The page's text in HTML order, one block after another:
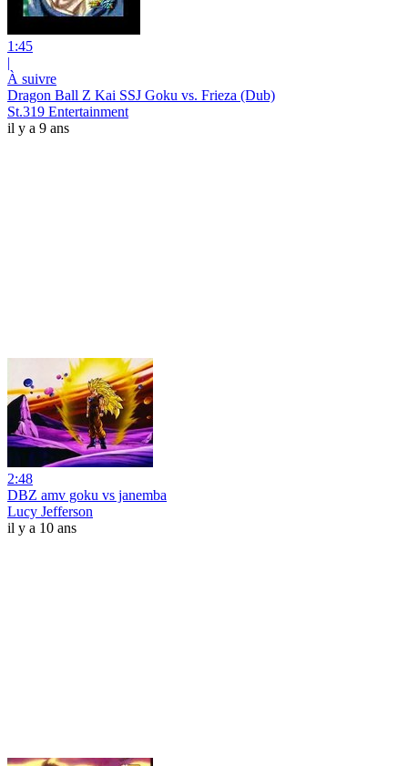
1:45
|
À suivre
Dragon Ball Z Kai SSJ Goku vs. Frieza (Dub)
St.319 Entertainment
il y a 9 ans
2:48
DBZ amv goku vs janemba
Lucy Jefferson
il y a 10 ans